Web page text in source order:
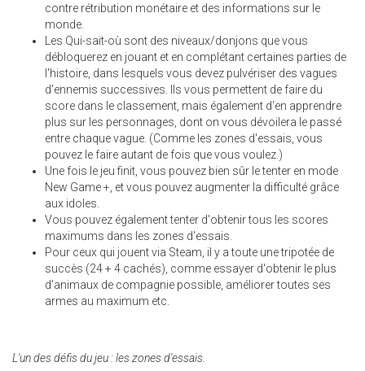
contre rétribution monétaire et des informations sur le
monde.
Les Qui-sait-où sont des niveaux/donjons que vous
débloquerez en jouant et en complétant certaines parties de
l'histoire, dans lesquels vous devez pulvériser des vagues
d'ennemis successives. Ils vous permettent de faire du
score dans le classement, mais également d'en apprendre
plus sur les personnages, dont on vous dévoilera le passé
entre chaque vague. (Comme les zones d'essais, vous
pouvez le faire autant de fois que vous voulez.)
Une fois le jeu finit, vous pouvez bien sûr le tenter en mode
New Game +, et vous pouvez augmenter la difficulté grâce
aux idoles.
Vous pouvez également tenter d'obtenir tous les scores
maximums dans les zones d'essais.
Pour ceux qui jouent via Steam, il y a toute une tripotée de
succès (24 + 4 cachés), comme essayer d'obtenir le plus
d'animaux de compagnie possible, améliorer toutes ses
armes au maximum etc.
L'un des défis du jeu : les zones d'essais.